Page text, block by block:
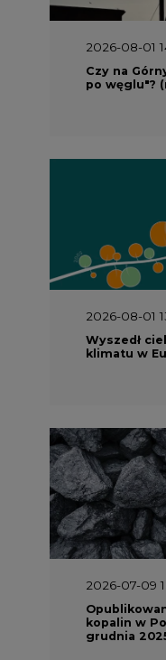
2026-08-01
Czy na
po węglu"?
2026-08-01
Wyszedł
klimatu w
2026-07-09
kopalin w
grudnia